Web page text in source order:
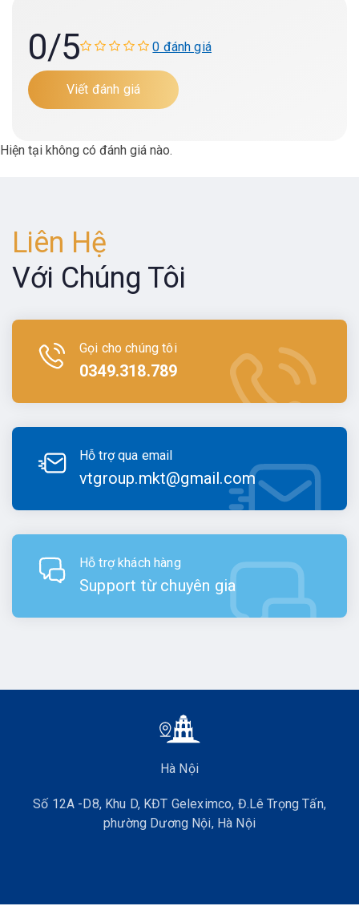
0/5 0 đánh giá
Viết đánh giá
Hiện tại không có đánh giá nào.
Liên Hệ
Với Chúng Tôi
Gọi cho chúng tôi
0349.318.789
Hỗ trợ qua email
vtgroup.mkt@gmail.com
Hỗ trợ khách hàng
Support từ chuyên gia
Hà Nội
Số 12A -D8, Khu D, KĐT Geleximco, Đ.Lê Trọng Tấn,
phường Dương Nội, Hà Nội